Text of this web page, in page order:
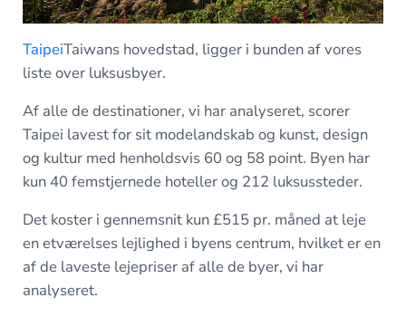
TaipeiTaiwans hovedstad, ligger i bunden af vores
liste over luksusbyer.
Af alle de destinationer, vi har analyseret, scorer
Taipei lavest for sit modelandskab og kunst, design
og kultur med henholdsvis 60 og 58 point. Byen har
kun 40 femstjernede hoteller og 212 luksussteder.
Det koster i gennemsnit kun £515 pr. måned at leje
en etværelses lejlighed i byens centrum, hvilket er en
af de laveste lejepriser af alle de byer, vi har
analyseret.